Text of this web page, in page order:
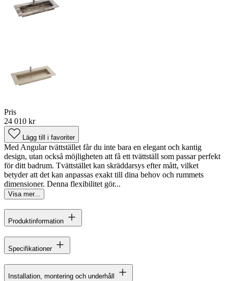
Pris
24 010 kr
Lägg till i favoriter
Med Angular tvättstället får du inte bara en elegant och kantig
design, utan också möjligheten att få ett tvättställ som passar perfekt
för ditt badrum. Tvättstället kan skräddarsys efter mått, vilket
betyder att det kan anpassas exakt till dina behov och rummets
dimensioner. Denna flexibilitet gör...
Visa mer...
Produktinformation
Specifikationer
Installation, montering och underhåll